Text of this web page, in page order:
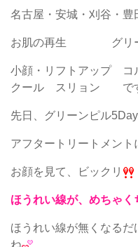
名古屋・安城・刈谷・
お肌の再生 グリ
小顔・リフトアップ
クール スリョン で
先日、グリーンピル
アフタートリートメント
お顔を見て、ビックリ
ほうれい線が、めちゃく
ほうれい線が無くなる